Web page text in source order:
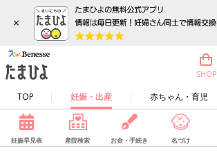
×
TOP 妊娠・出産 赤ちゃん・育児
SHOP
妊娠早見表 産院検索 お金・手続き 名づけ